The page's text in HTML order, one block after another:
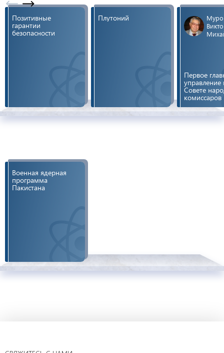
Позитивные
гарантии
безопасности
Плутоний
Первое
управление
Совете
комиссаров
Военная ядерная
программа
Пакистана